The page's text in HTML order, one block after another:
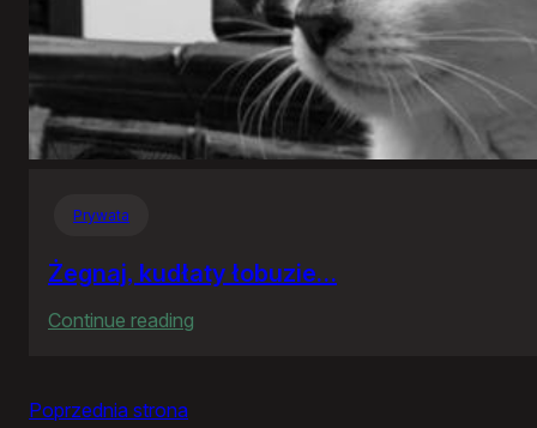
Prywata
Żegnaj, kudłaty łobuzie…
Continue reading
Poprzednia strona